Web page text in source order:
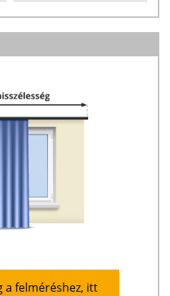
a felméréshez, itt